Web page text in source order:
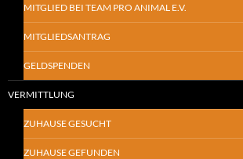
MITGLIED BEI TEAM PRO ANIMAL E.V.
MITGLIEDSANTRAG
GELDSPENDEN
VERMITTLUNG
ZUHAUSE GESUCHT
ZUHAUSE GEFUNDEN